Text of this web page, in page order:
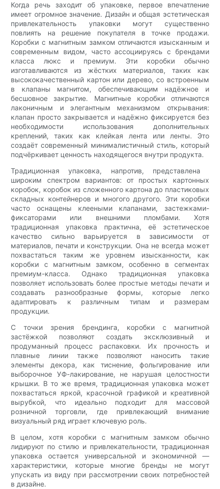
Когда речь заходит об упаковке, первое впечатление
имеет огромное значение. Дизайн и общая эстетическая
привлекательность упаковки могут существенно
повлиять на решение покупателя в точке продажи.
Коробки с магнитным замком отличаются изысканным и
современным видом, часто ассоциируясь с брендами
класса люкс и премиум. ​​Эти коробки обычно
изготавливаются из жёстких материалов, таких как
высококачественный картон или дерево, со встроенным
в клапаны магнитом, обеспечивающим надёжное и
бесшовное закрытие. Магнитные коробки отличаются
лаконичным и элегантным механизмом открывания:
клапан просто закрывается и надёжно фиксируется без
необходимости использования дополнительных
креплений, таких как клейкая лента или ленты. Это
создаёт современный минималистичный стиль, который
подчёркивает ценность находящегося внутри продукта.
Традиционная упаковка, напротив, представлена ​​
широким спектром вариантов: от простых картонных
коробок, коробок из сложенного картона до пластиковых
складных контейнеров и многого другого. Эти коробки
часто оснащены клееными клапанами, застежками-
фиксаторами или внешними пломбами. Хотя
традиционная упаковка практична, её эстетическое
качество сильно варьируется в зависимости от
материалов, печати и конструкции. Она не всегда может
похвастаться таким же уровнем изысканности, как
коробки с магнитным замком, особенно в сегментах
премиум-класса. Однако традиционная упаковка
позволяет использовать более простые методы печати и
создавать разнообразные формы, которые легко
адаптировать к различным типам и размерам
продукции.
С точки зрения брендинга, коробки с магнитной
застёжкой позволяют создать эксклюзивный и
продуманный процесс распаковки. Их прочность и
плавные линии также позволяют наносить такие
элементы декора, как тиснение, фольгирование или
выборочное УФ-лакирование, не нарушая целостности
крышки. В то же время, традиционная упаковка может
похвастаться яркой, красочной графикой и креативной
вырубкой, что идеально подходит для массовой
розничной торговли, где привлекающий внимание
визуальный ряд играет ключевую роль.
В целом, хотя коробки с магнитным замком обычно
лидируют по стилю и привлекательности, традиционная
упаковка остается универсальной и экономичной —
характеристики, которые многие бренды не могут
упускать из виду при рассмотрении своих потребностей
в дизайне.